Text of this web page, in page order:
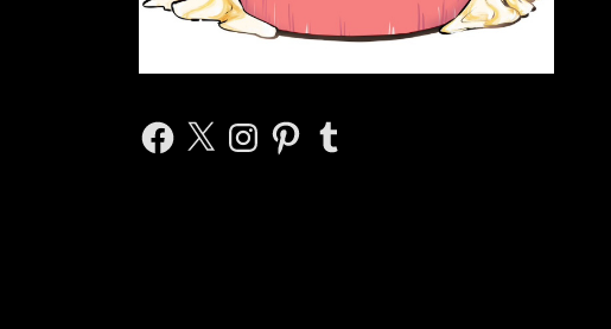
Facebook
X InstagramPinterestTumblr